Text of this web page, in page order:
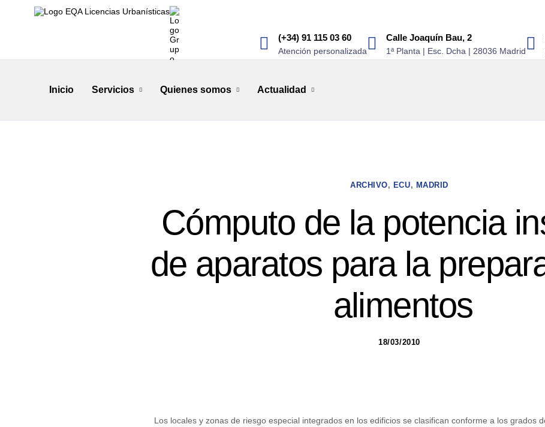
(+34) 91 115 03 60
Atención personalizada
Calle Joaquín Bau, 2
1ª Planta | Esc. Dcha | 28036 Madrid
Inicio Servicios Quienes somos Actualidad
ARCHIVO, ECU, MADRID
Cómputo de la potencia
de aparatos para la
alimentos
18/03/2010
Los locales y zonas de riesgo especial integrados en los edificios se clasifican conforme a los grados